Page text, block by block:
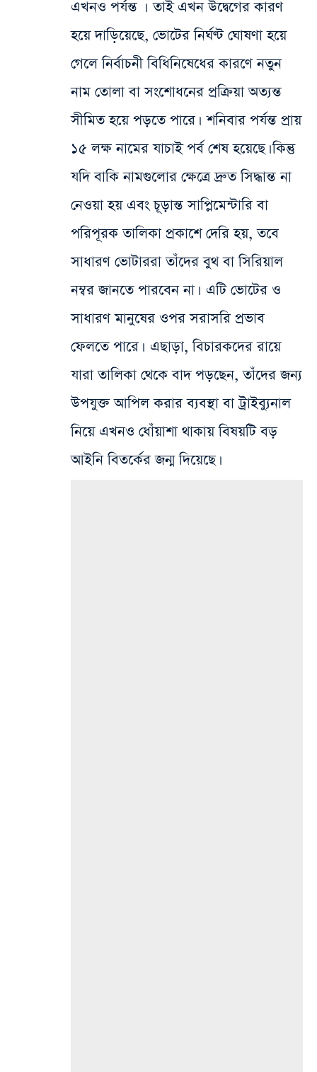
এখনও পর্যন্ত । তাই এখন উদ্বেগের কারণ
হয়ে দাড়িয়েছে, ভোটের নির্ঘণ্ট ঘোষণা হয়ে
গেলে নির্বাচনী বিধিনিষেধের কারণে নতুন
নাম তোলা বা সংশোধনের প্রক্রিয়া অত্যন্ত
সীমিত হয়ে পড়তে পারে। শনিবার পর্যন্ত প্রায়
১৫ লক্ষ নামের যাচাই পর্ব শেষ হয়েছে। কিন্তু
যদি বাকি নামগুলোর ক্ষেত্রে দ্রুত সিদ্ধান্ত না
নেওয়া হয় এবং চূড়ান্ত সাপ্লিমেন্টারি বা
পরিপূরক তালিকা প্রকাশে দেরি হয়, তবে
সাধারণ ভোটাররা তাঁদের বুথ বা সিরিয়াল
নম্বর জানতে পারবেন না। এটি ভোটের ও
সাধারণ মানুষের ওপর সরাসরি প্রভাব
ফেলতে পারে। এছাড়া, বিচারকদের রায়ে
যারা তালিকা থেকে বাদ পড়ছেন, তাঁদের জন্য
উপযুক্ত আপিল করার ব্যবস্থা বা ট্রাইব্যুনাল
নিয়ে এখনও ধোঁয়াশা থাকায় বিষয়টি বড়
আইনি বিতর্কের জন্ম দিয়েছে।